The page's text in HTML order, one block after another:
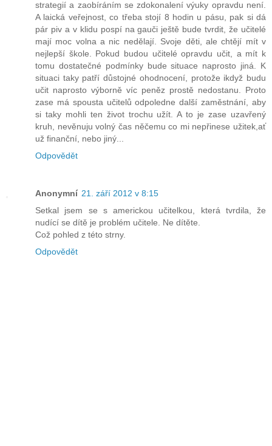
strategií a zaobíráním se zdokonalení výuky opravdu není.
A laická veřejnost, co třeba stojí 8 hodin u pásu, pak si dá
pár piv a v klidu pospí na gauči ještě bude tvrdit, že učitelé
mají moc volna a nic nedělají. Svoje děti, ale chtějí mít v
nejlepší škole. Pokud budou učitelé opravdu učit, a mít k
tomu dostatečné podmínky bude situace naprosto jiná. K
situaci taky patří důstojné ohodnocení, protože ikdyž budu
učit naprosto výborně víc peněz prostě nedostanu. Proto
zase má spousta učitelů odpoledne další zaměstnání, aby
si taky mohli ten život trochu užít. A to je zase uzavřený
kruh, nevěnuju volný čas něčemu co mi nepřinese užitek,ať
už finanční, nebo jiný...
Odpovědět
Anonymní 21. září 2012 v 8:15
Setkal jsem se s americkou učitelkou, která tvrdila, že
nudící se dítě je problém učitele. Ne dítěte.
Což pohled z této strny.
Odpovědět